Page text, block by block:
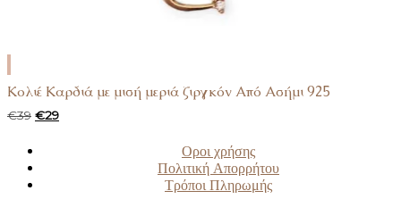
ΣΤΟ
ΚΑΛΆΘΙ
Κολιέ Καρδιά με μισή μεριά ζιργκόν Από Ασήμι 925
€39 Original
€29Η
Οροι χρήσης
Πολιτική Απορρήτου
Τρόποι Πληρωμής